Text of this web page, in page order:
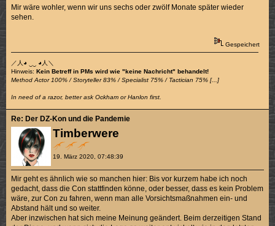
Mir wäre wohler, wenn wir uns sechs oder zwölf Monate später wieder
sehen.
Gespeichert
／人◕ ‿‿ ◕人＼
Hinweis:Kein Betreff in PMs wird wie "keine Nachricht" behandelt!
Method Actor 100% / Storyteller 83% / Specialist 75% / Tactician 75% [...]
In need of a razor, better ask Ockham or Hanlon first.
Timberwere
19. März 2020, 07:48:39
Re: Der DZ-Kon und die Pandemie
Mir geht es ähnlich wie so manchen hier: Bis vor kurzem habe ich noch
gedacht, dass die Con stattfinden könne, oder besser, dass es kein Problem
wäre, zur Con zu fahren, wenn man alle Vorsichtsmaßnahmen ein- und
Abstand hält und so weiter.
Aber inzwischen hat sich meine Meinung geändert. Beim derzeitigen Stand